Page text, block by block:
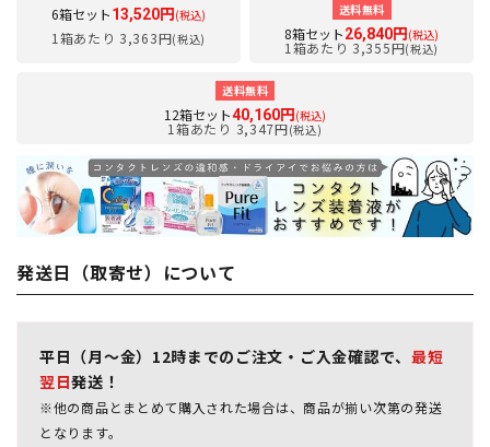
6箱セット13,520円 (税込)
1箱あたり 3,363円(税込)
送料無料
8箱セット26,840円 (税込)
1箱あたり 3,355円(税込)
送料無料
12箱セット40,160円 (税込)
1箱あたり 3,347円(税込)
発送日（取寄せ）について
平日（月～金）12時までのご注文・ご入金確認で、 最短
翌日発送！
※他の商品とまとめて購入された場合は、商品が揃い次第の発送
となります。